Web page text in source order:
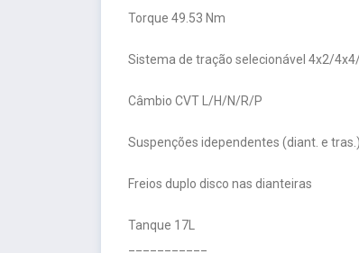
Torque 49.53 Nm
Sistema de tração selecionável 4x2/
Câmbio CVT L/H/N/R/P
Suspenções idependentes (diant. e tras.)
Freios duplo disco nas dianteiras
Tanque 17L